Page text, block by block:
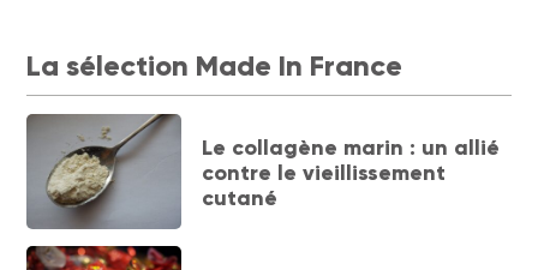
La sélection Made In France
Le collagène marin : un allié
contre le vieillissement
cutané